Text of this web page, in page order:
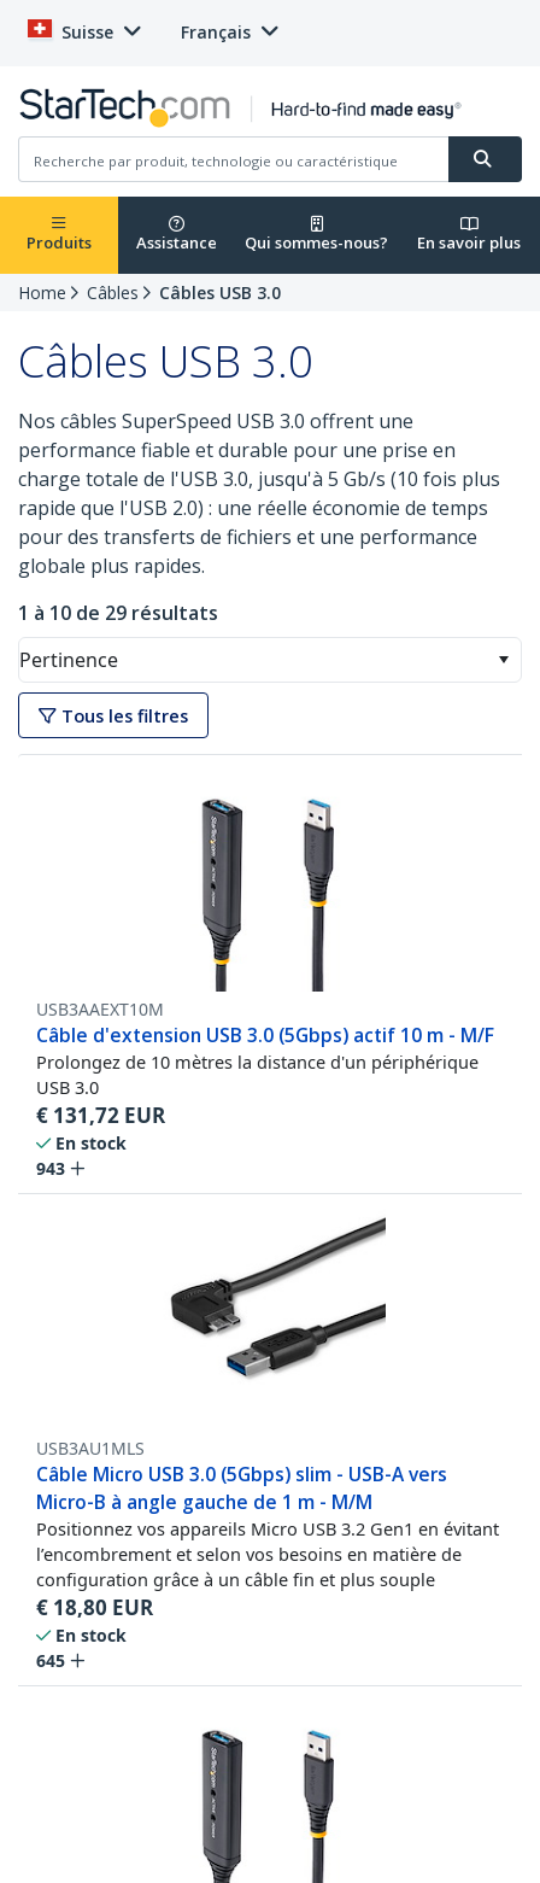
Suisse Français
Produits Assistance Qui sommes-nous? En savoir plus
Home Câbles Câbles USB 3.0
Câbles USB 3.0
Nos câbles SuperSpeed USB 3.0 offrent une
performance fiable et durable pour une prise en
charge totale de l'USB 3.0, jusqu'à 5 Gb/s (10 fois plus
rapide que l'USB 2.0) : une réelle économie de temps
pour des transferts de fichiers et une performance
globale plus rapides.
1 à 10 de 29 résultats
Pertinence
Tous les filtres
USB3AAEXT10M
Câble d'extension USB 3.0 (5Gbps) actif 10 m - M/F
Prolongez de 10 mètres la distance d'un périphérique
USB 3.0
€ 131,72 EUR
En stock
943
USB3AU1MLS
Câble Micro USB 3.0 (5Gbps) slim - USB-A vers
Micro-B à angle gauche de 1 m - M/M
Positionnez vos appareils Micro USB 3.2 Gen1 en évitant
l’encombrement et selon vos besoins en matière de
configuration grâce à un câble fin et plus souple
€ 18,80 EUR
En stock
645